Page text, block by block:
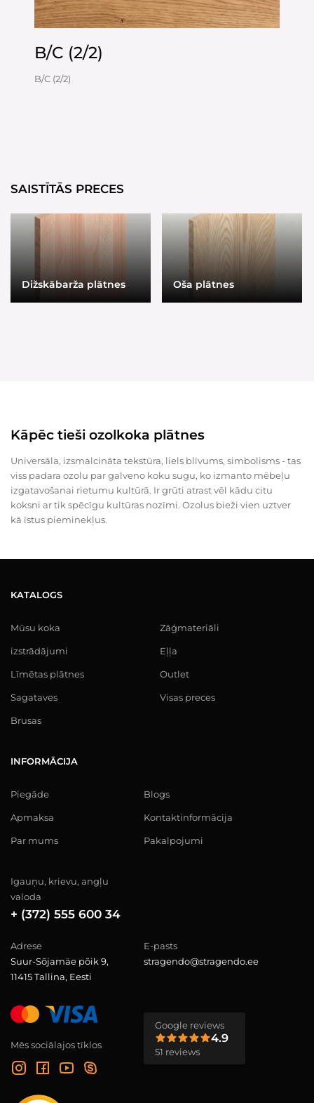
B/C (2/2)
B/C (2/2)
SAISTĪTĀS PRECES
Dižskābarža plātnes Oša plātnes
Kāpēc tieši ozolkoka plātnes
Universāla, izsmalcināta tekstūra, liels blīvums, simbolisms - tas
viss padara ozolu par galveno koku sugu, ko izmanto mēbeļu
izgatavošanai rietumu kultūrā. Ir grūti atrast vēl kādu citu
koksni ar tik spēcīgu kultūras nozīmi. Ozolus bieži vien uztver
kā īstus pieminekļus.
KATALOGS
Mūsu koka
izstrādājumi
Līmētas plātnes
Sagataves
Brusas
Zāģmateriāli
Eļļa
Outlet
Visas preces
INFORMĀCIJA
Piegāde
Apmaksa
Par mums
Blogs
Kontaktinformācija
Pakalpojumi
Igauņu, krievu, angļu
valoda
+ (372) 555 600 34
Adrese
Suur-Sõjamäe põik 9,
11415 Tallina, Eesti
E-pasts
stragendo@stragendo.ee
Mēs sociālajos tīklos
Google reviews
4.9
51 reviews